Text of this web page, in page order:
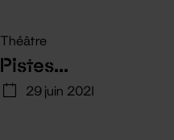
Théâtre
Pistes…
29 juin 2021